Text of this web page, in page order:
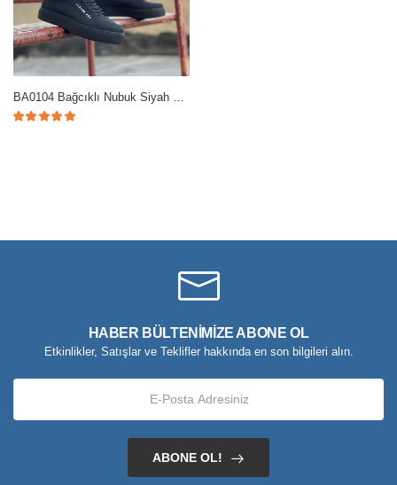
HABER BÜLTENİMİZE ABONE OL
Etkinlikler, Satışlar ve Teklifler hakkında en son bilgileri alın.
ABONE OL!